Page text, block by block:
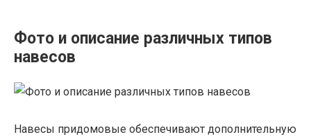
Фото и описание различных типов
навесов
Навесы придомовые обеспечивают дополнительную